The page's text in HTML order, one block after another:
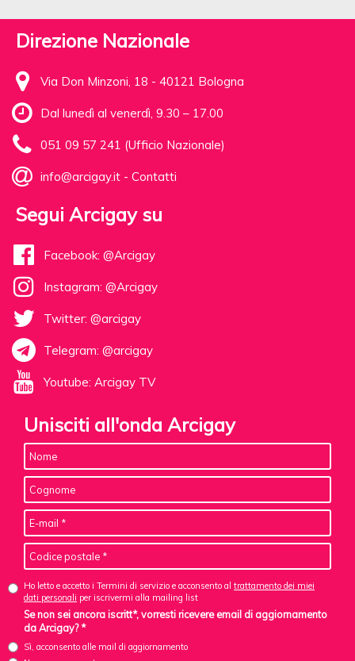
Direzione Nazionale
Via Don Minzoni, 18 - 40121 Bologna
Dal lunedì al venerdì, 9.30 – 17.00
051 09 57 241 (Ufficio Nazionale)
info@arcigay.it - Contatti
Segui Arcigay su
Facebook: @Arcigay
Instagram: @Arcigay
Twitter: @arcigay
Telegram: @arcigay
Youtube: Arcigay TV
Unisciti all'onda Arcigay
Ho letto e accetto i Termini di servizio e acconsento al trattamento dei miei
dati personali per iscrivermi alla mailing list
Se non sei ancora iscritt*, vorresti ricevere email di aggiornamento
da Arcigay? *
Sì, acconsento alle mail di aggiornamento